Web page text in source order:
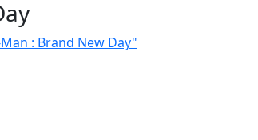
: Brand New Day"